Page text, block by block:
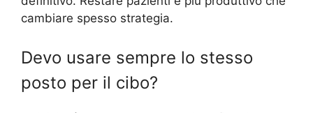
cambiare spesso strategia.
Devo usare sempre lo stesso
posto per il cibo?